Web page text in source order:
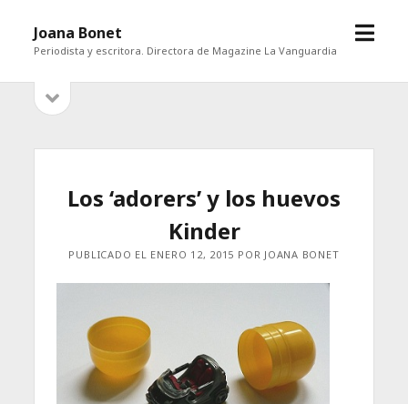
Joana Bonet
Periodista y escritora. Directora de Magazine La Vanguardia
abrir
Barrabarra
Los ‘adorers’ y los huevos
Kinder
PUBLICADO EL ENERO 12, 2015 POR JOANA BONET